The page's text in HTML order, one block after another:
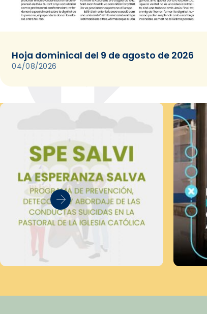
Hoja dominical del 9 de agosto de 2026
04/08/2026